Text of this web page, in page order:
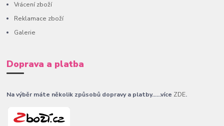
Vrácení zboží
Reklamace zboží
Galerie
Doprava a platba
Na výběr máte několik způsobů dopravy a platby......více ZDE.